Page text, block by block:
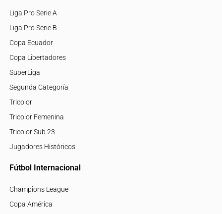
Liga Pro Serie A
Liga Pro Serie B
Copa Ecuador
Copa Libertadores
SuperLiga
Segunda Categoría
Tricolor
Tricolor Femenina
Tricolor Sub 23
Jugadores Históricos
Fútbol Internacional
Champions League
Copa América